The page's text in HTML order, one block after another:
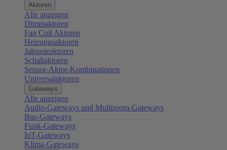
Aktoren
Alle anzeigen
Dimmaktoren
Fan Coil Aktoren
Heizungsaktoren
Jalousieaktoren
Schaltaktoren
Sensor-Aktor-Kombinationen
Universalaktoren
Gateways
Alle anzeigen
Audio-Gateways und Multiroom-Gateways
Bus-Gateways
Funk-Gateways
IoT-Gateways
Klima-Gateways